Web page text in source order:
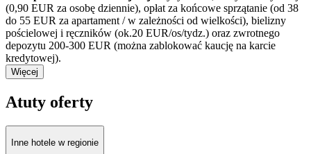
(0,90 EUR za osobę dziennie), opłat za końcowe sprzątanie (od 38
do 55 EUR za apartament / w zależności od wielkości), bielizny
pościelowej i ręczników (ok.20 EUR/os/tydz.) oraz zwrotnego
depozytu 200-300 EUR (można zablokować kaucję na karcie
kredytowej).
Więcej
Atuty oferty
Inne hotele w regionie